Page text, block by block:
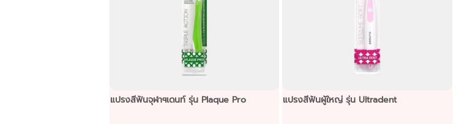
แปรงสีฟันจุฬาฯเดนท์ รุ่น Plaque Pro แปรงสีฟันผู้ใหญ่ รุ่น Ultradent